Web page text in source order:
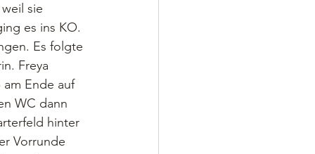
sie
es ins KO.
Es folgte
Freya
Ende auf
WC dann
hinter
Vorrunde